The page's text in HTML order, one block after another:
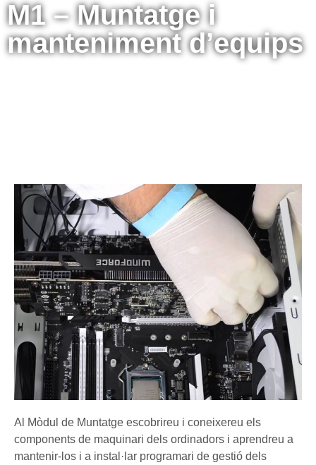
M1 – Muntatge i
manteniment d’equips
Al Mòdul de Muntatge escobrireu i coneixereu els
components de maquinari dels ordinadors i aprendreu a
mantenir-los i a instal·lar programari de gestió dels